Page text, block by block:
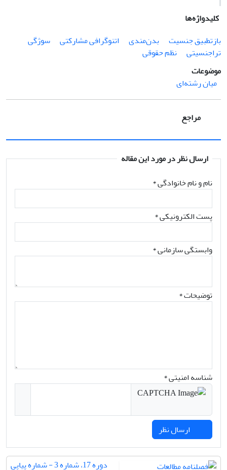
کلیدواژه‌ها
بازتطبیق جنسیت
بدن‌مندی اتنوگرافی مشارکتی
سوژگی
تراجنسیتی
نظم حقوقی
موضوعات
میان رشته‌ای
مراجع
ارسال نظر در مورد این مقاله
نام و نام خانوادگی*
پست الکترونیکی*
وابستگی سازمانی *
توضیحات *
شناسه امنیتی *
دوره 17، شماره 3 - شماره پیاپی